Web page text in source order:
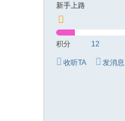
新手上路
积分 12
收听TA 发消息